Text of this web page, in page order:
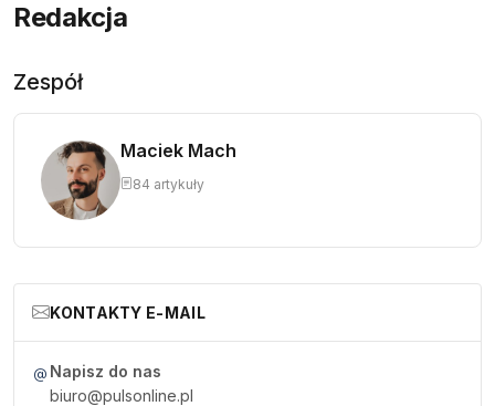
Redakcja
Zespół
Maciek Mach
84 artykuły
KONTAKTY E-MAIL
Napisz do nas
biuro@pulsonline.pl